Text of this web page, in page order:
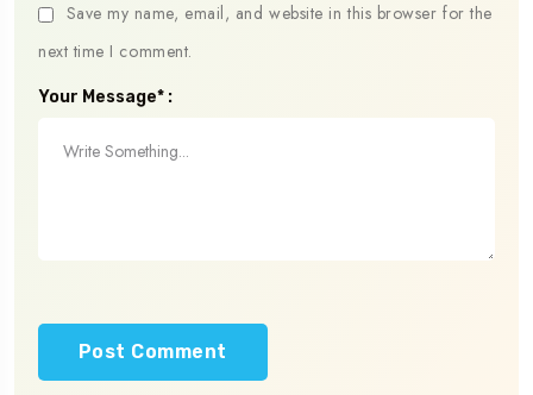
Save my name, email, and website in this browser for the
next time I comment.
Your Message* :